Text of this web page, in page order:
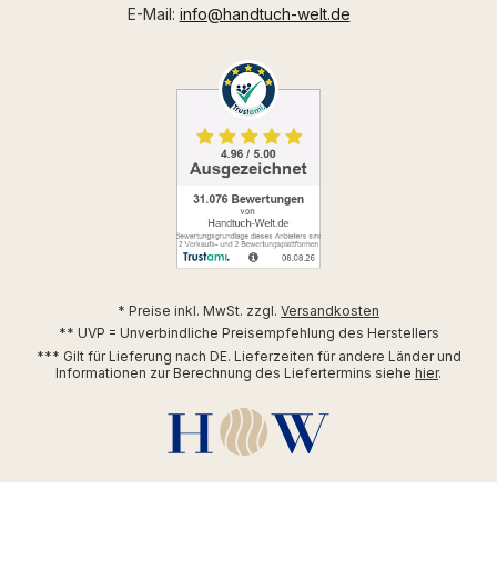
E-Mail: info@handtuch-welt.de
* Preise inkl. MwSt. zzgl. Versandkosten
** UVP = Unverbindliche Preisempfehlung des Herstellers
*** Gilt für Lieferung nach DE. Lieferzeiten für andere Länder und
Informationen zur Berechnung des Liefertermins siehe hier.